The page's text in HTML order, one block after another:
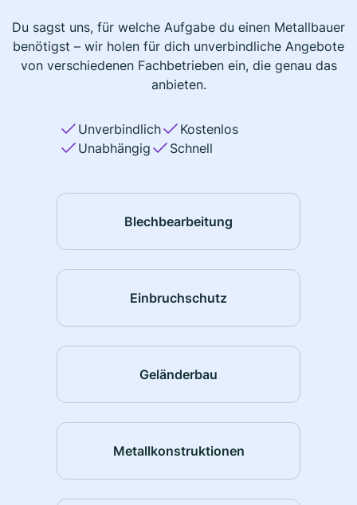
Du sagst uns, für welche Aufgabe du einen Metallbauer
benötigst – wir holen für dich unverbindliche Angebote
von verschiedenen Fachbetrieben ein, die genau das
anbieten.
Unverbindlich
Kostenlos
Unabhängig
Schnell
Blechbearbeitung
Einbruchschutz
Geländerbau
Metallkonstruktionen